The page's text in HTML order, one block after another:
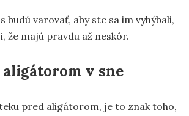
budú varovať, aby ste sa im vyhýbali,
že majú pravdu až neskôr.
v sne
pred aligátorom, je to znak toho,